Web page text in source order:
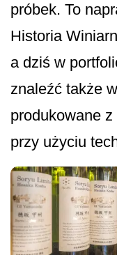
próbek. To
Historia
a dziś w
znaleźć także
produkowane z
przy użyciu